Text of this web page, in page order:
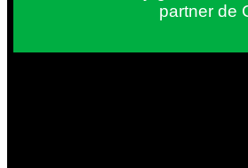
partner de